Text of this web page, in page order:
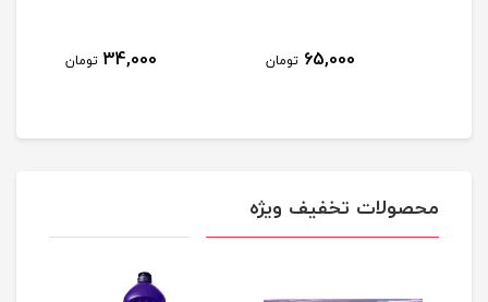
65,000 تومان 34,000 تومان
محصولات تخفیف ویژه